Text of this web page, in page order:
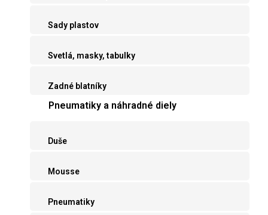
Sady plastov
Svetlá, masky, tabulky
Zadné blatníky
Pneumatiky a náhradné diely
Duše
Mousse
Pneumatiky